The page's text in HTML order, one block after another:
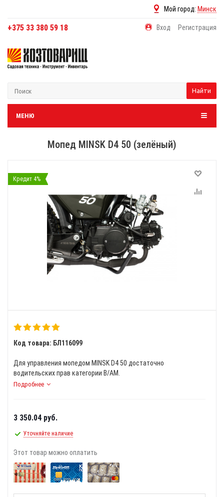
Мой город: Минск
+375 33 380 59 18 Вход Регистрация
Найти
МЕНЮ
Мопед MINSK D4 50 (зелёный)
Кредит 4%
Код товара: БЛ116099
Для управления мопедом MINSK D4 50 достаточно
водительских прав категории B/АM.
Подробнее
3 350.04 руб.
Уточняйте наличие
Этот товар можно оплатить